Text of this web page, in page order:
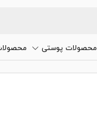
محصولات پوستی